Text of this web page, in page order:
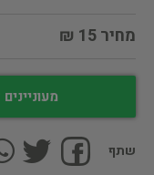
מחיר 15 ₪
שתף